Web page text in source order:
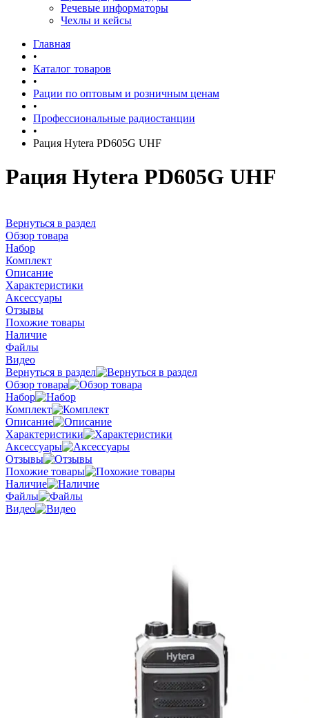
Речевые информаторы
Чехлы и кейсы
Главная
•
Каталог товаров
•
Рации по оптовым и розничным ценам
•
Профессиональные радиостанции
•
Рация Hytera PD605G UHF
Рация Hytera PD605G UHF
Вернуться в раздел
Обзор товара
Набор
Комплект
Описание
Характеристики
Аксессуары
Отзывы
Похожие товары
Наличие
Файлы
Видео
Вернуться в раздел
Обзор товара
Набор
Комплект
Описание
Характеристики
Аксессуары
Отзывы
Похожие товары
Наличие
Файлы
Видео